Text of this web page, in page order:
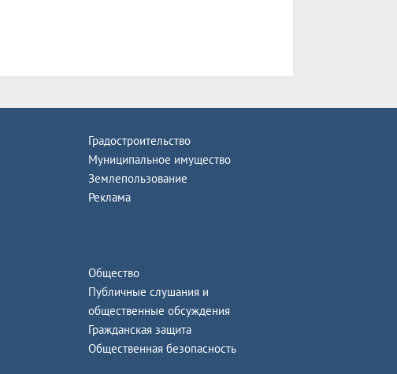
Градостроительство
Муниципальное имущество
Землепользование
Реклама
Общество
Публичные слушания и
общественные обсуждения
Гражданская защита
Общественная безопасность